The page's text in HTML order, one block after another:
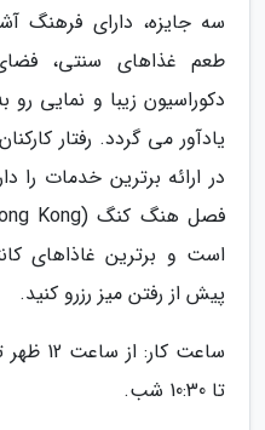
سه جایزه، دارای
طعم غذاهای سنتی،
دکوراسیون زیبا و نمایی
یادآور می گردد. رفتار
در ارائه برترین خدمات را
است و برترین غاذاهای
پیش از رفتن میز رزرو کنید.
تا 10:30 شب.